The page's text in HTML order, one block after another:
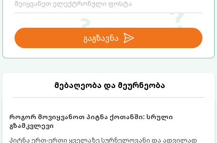
გაგზავნა
მებაღეობა და მეურნეობა
როგორ მოვიყვანოთ პიტნა ქოთანში: სრული
გზამკვლევი
პიტნა ერთ-ერთი ყველაზე სურნელოვანი და ადვილად